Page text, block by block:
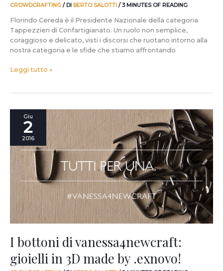
CROWDCRAFTING / DI BERTO SALOTTI /3 MINUTES OF READING
Florindo Cereda è il Presidente Nazionale della categoria
Tappezzieri di Confartigianato. Un ruolo non semplice,
coraggioso e delicato, visti i discorsi che ruotano intorno alla
nostra categoria e le sfide che stiamo affrontando
Leggi tutto »
Giu
2
2016
I bottoni di vanessa4newcraft:
gioielli in 3D made by .exnovo!
bottoni
vanessa4newcraft:
gioielli
made